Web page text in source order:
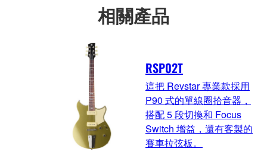
相關產品
RSP02T
這把 Revstar 專業款採用
P90 式的單線圈拾音器，
搭配 5 段切換和 Focus
Switch 增益，還有客製的
賽車拉弦板。